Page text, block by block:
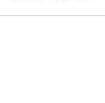
羽翼般色塊包覆著